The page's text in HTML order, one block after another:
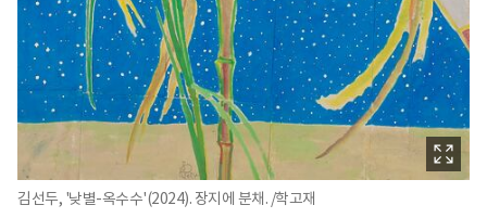
김선두, '낮별-옥수수'(2024). 장지에 분채. /학고재